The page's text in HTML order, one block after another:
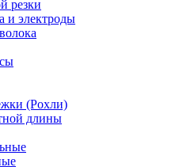
резки
и электроды
(Рохли)
длины